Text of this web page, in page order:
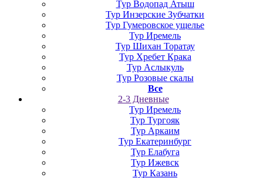
Тур Водопад Атыш
Тур Инзерские Зубчатки
Тур Гумеровское ущелье
Тур Иремель
Тур Шихан Торатау
Тур Хребет Крака
Тур Аслыкуль
Тур Розовые скалы
Все
2-3 Дневные
Тур Иремель
Тур Тургояк
Тур Аркаим
Тур Екатеринбург
Тур Елабуга
Тур Ижевск
Тур Казань